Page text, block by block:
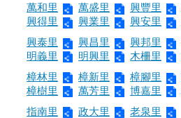
萬和里
萬盛里 興豐里
興得里
興業里 興安里
興泰里
興昌里 興邦里
明義里
明興里 木柵里
樟林里
樟新里 樟腳里
樟樹里
萬芳里 博嘉里
指南里
政大里 老泉里